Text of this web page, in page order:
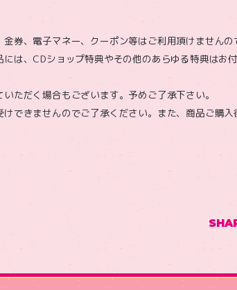
券、電子マネー、クーポン等はご利用頂けません
は、CDショップ特典やその他のあらゆる特典はお
ただく場合もございます。予めご了承下さい。
できませんのでご了承ください。また、商品ご購